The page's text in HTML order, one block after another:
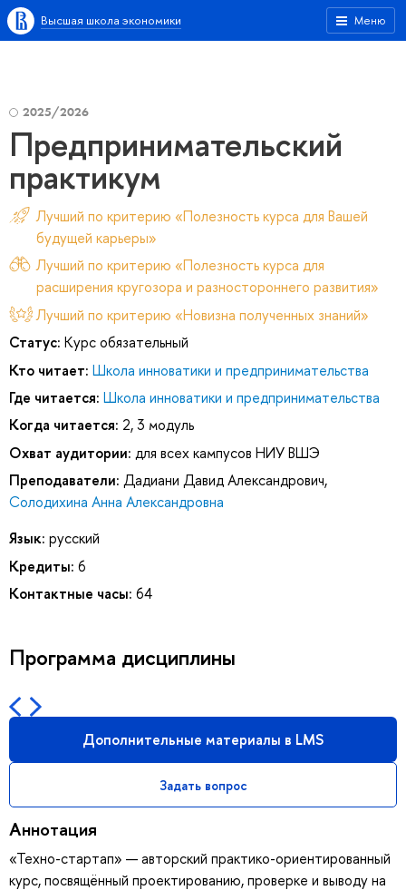
Меню
Высшая школа экономики
2025/2026
Предпринимательский
практикум
Лучший по критерию «Полезность курса для Вашей
будущей карьеры»
Лучший по критерию «Полезность курса для
расширения кругозора и разностороннего развития»
Лучший по критерию «Новизна полученных знаний»
Статус: Курс обязательный
Кто читает: Школа инноватики и предпринимательства
Где читается: Школа инноватики и предпринимательства
Когда читается: 2, 3 модуль
Охват аудитории: для всех кампусов НИУ ВШЭ
Преподаватели: Дадиани Давид Александрович,
Солодихина Анна Александровна
Язык: русский
Кредиты: 6
Контактные часы: 64
Программа дисциплины
Дополнительные материалы в LMS
Задать вопрос
Аннотация
«Техно-стартап» — авторский практико-ориентированный
курс, посвящённый проектированию, проверке и выводу на